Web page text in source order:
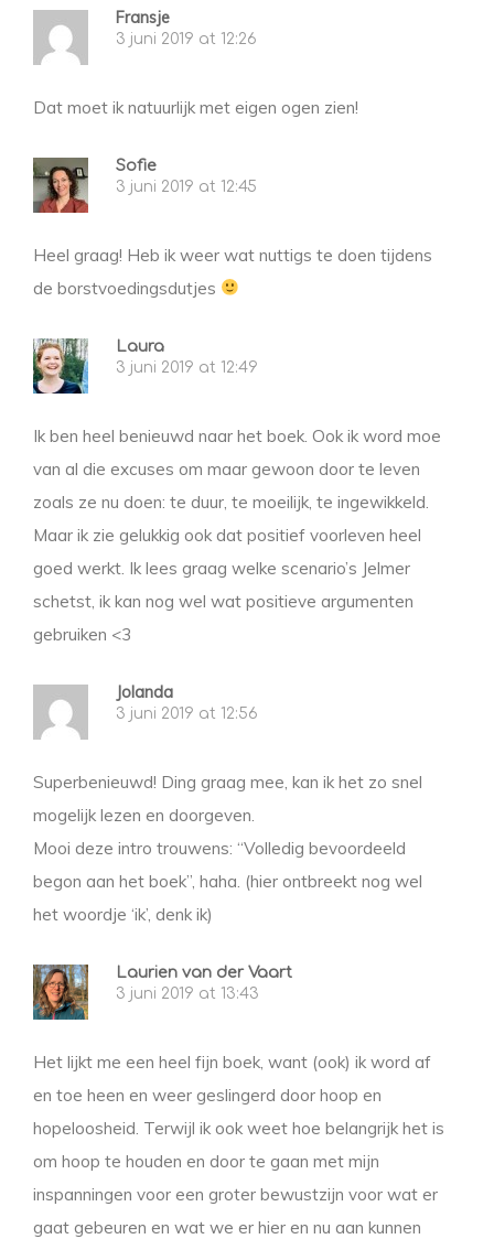
Fransje
3 juni 2019 at 12:26
Dat moet ik natuurlijk met eigen ogen zien!
Sofie
3 juni 2019 at 12:45
Heel graag! Heb ik weer wat nuttigs te doen tijdens
de borstvoedingsdutjes
Laura
3 juni 2019 at 12:49
Ik ben heel benieuwd naar het boek. Ook ik word moe
van al die excuses om maar gewoon door te leven
zoals ze nu doen: te duur, te moeilijk, te ingewikkeld.
Maar ik zie gelukkig ook dat positief voorleven heel
goed werkt. Ik lees graag welke scenario’s Jelmer
schetst, ik kan nog wel wat positieve argumenten
gebruiken <3
Jolanda
3 juni 2019 at 12:56
Superbenieuwd! Ding graag mee, kan ik het zo snel
mogelijk lezen en doorgeven.
Mooi deze intro trouwens: “Volledig bevoordeeld
begon aan het boek”, haha. (hier ontbreekt nog wel
het woordje ‘ik’, denk ik)
Laurien van der Vaart
3 juni 2019 at 13:43
Het lijkt me een heel fijn boek, want (ook) ik word af
en toe heen en weer geslingerd door hoop en
hopeloosheid. Terwijl ik ook weet hoe belangrijk het is
om hoop te houden en door te gaan met mijn
inspanningen voor een groter bewustzijn voor wat er
gaat gebeuren en wat we er hier en nu aan kunnen